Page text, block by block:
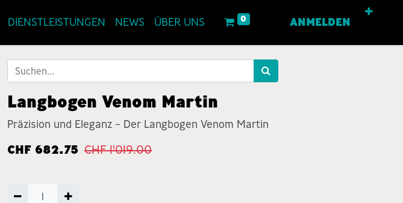
DIENSTLEISTUNGEN NEWS ÜBER UNS 0 ANMELDEN
Langbogen Venom Martin
Präzision und Eleganz – Der Langbogen Venom Martin
CHF 682.75 CHF1'019.00